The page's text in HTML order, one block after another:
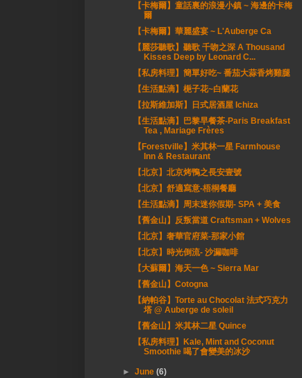
【卡梅爾】童話裏的浪漫小鎮 ~ 海邊的卡梅
爾
【卡梅爾】華麗盛宴 ~ L'Auberge Ca
【麗莎聽歌】聽歌 千吻之深 A Thousand
Kisses Deep by Leonard C...
【私房料理】簡單好吃~ 番茄大蒜香烤雞腿
【生活點滴】梔子花~白蘭花
【拉斯維加斯】日式居酒屋 Ichiza
【生活點滴】巴黎早餐茶-Paris Breakfast
Tea , Mariage Frères
【Forestville】米其林一星 Farmhouse
Inn & Restaurant
【北京】北京烤鴨之長安壹號
【北京】舒適寫意-梧桐餐廳
【生活點滴】周末迷你假期- SPA + 美食
【舊金山】反叛當道 Craftsman + Wolves
【北京】奢華官府菜-那家小館
【北京】時光倒流- 沙漏咖啡
【大蘇爾】海天一色 ~ Sierra Mar
【舊金山】Cotogna
【納帕谷】Torte au Chocolat 法式巧克力
塔 @ Auberge de soleil
【舊金山】米其林二星 Quince
【私房料理】Kale, Mint and Coconut
Smoothie 喝了會變美的冰沙
►June(6)